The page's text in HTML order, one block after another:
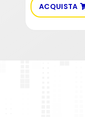
ACQUISTA